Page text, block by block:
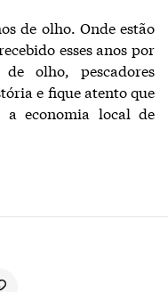
de olho. Onde estão
esses anos por
de olho, pescadores
e fique atento que
economia local de